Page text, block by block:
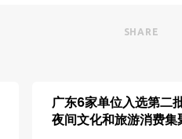
SHARE
广东6家单位入选第二
夜间文化和旅游消费集